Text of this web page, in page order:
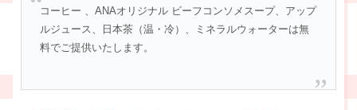
コーヒー 、ANAオリジナル ビーフコンソメスープ、アップ
ルジュース、日本茶（温・冷）、ミネラルウォーターは無
料でご提供いたします。